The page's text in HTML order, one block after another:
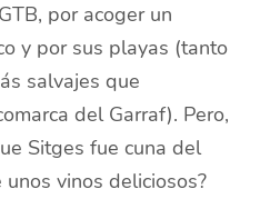
por acoger un
y por sus playas (tanto
salvajes que
del Garraf). Pero,
Sitges fue cuna del
vinos deliciosos?